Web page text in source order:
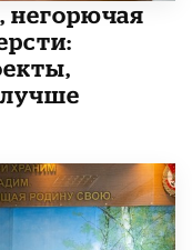
негорючая